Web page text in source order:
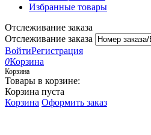
Избранные товары
Отслеживание заказа
Отслеживание заказа
ВойтиРегистрация
Корзина
0Корзина
Товары в корзине:
Корзина пуста
Корзина Оформить заказ